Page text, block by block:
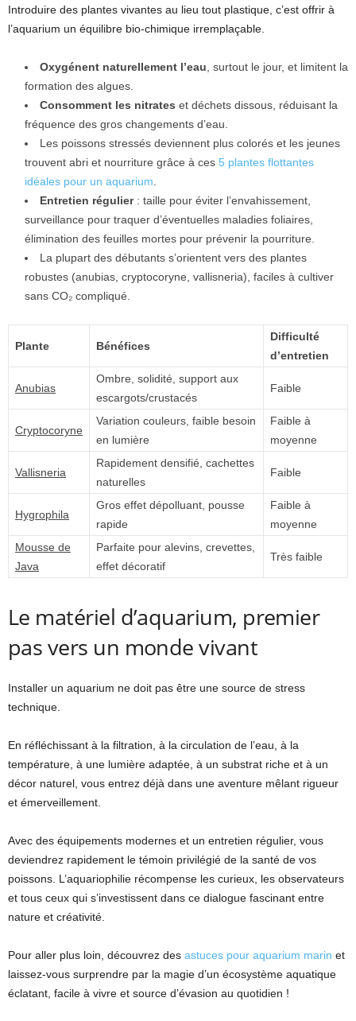
Introduire des plantes vivantes au lieu tout plastique, c’est offrir à
l’aquarium un équilibre bio-chimique irremplaçable.
Oxygénent naturellement l’eau, surtout le jour, et limitent la
formation des algues.
Consomment les nitrates et déchets dissous, réduisant la
fréquence des gros changements d’eau.
Les poissons stressés deviennent plus colorés et les jeunes
trouvent abri et nourriture grâce à ces 5 plantes flottantes
idéales pour un aquarium.
Entretien régulier: taille pour éviter l’envahissement,
surveillance pour traquer d’éventuelles maladies foliaires,
élimination des feuilles mortes pour prévenir la pourriture.
La plupart des débutants s’orientent vers des plantes
robustes (anubias, cryptocoryne, vallisneria), faciles à cultiver
sans CO₂ compliqué.
Plante Bénéfices
Difficulté
d’entretien
Anubias
Ombre, solidité, support aux
escargots/crustacés
Faible
Cryptocoryne
Variation couleurs, faible besoin
en lumière
Faible à
moyenne
Vallisneria
Rapidement densifié, cachettes
naturelles
Faible
Hygrophila
Gros effet dépolluant, pousse
rapide
Faible à
moyenne
Mousse de
Java
Parfaite pour alevins, crevettes,
effet décoratif
Très faible
Le matériel d’aquarium, premier
pas vers un monde vivant
Installer un aquarium ne doit pas être une source de stress
technique.
En réfléchissant à la filtration, à la circulation de l’eau, à la
température, à une lumière adaptée, à un substrat riche et à un
décor naturel, vous entrez déjà dans une aventure mêlant rigueur
et émerveillement.
Avec des équipements modernes et un entretien régulier, vous
deviendrez rapidement le témoin privilégié de la santé de vos
poissons. L’aquariophilie récompense les curieux, les observateurs
et tous ceux qui s’investissent dans ce dialogue fascinant entre
nature et créativité.
Pour aller plus loin, découvrez des astuces pour aquarium marin et
laissez-vous surprendre par la magie d’un écosystème aquatique
éclatant, facile à vivre et source d’évasion au quotidien !